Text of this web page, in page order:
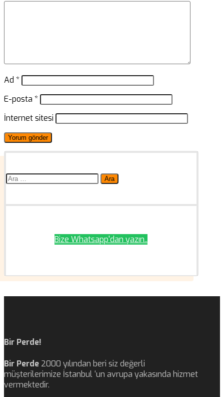
Ad *
E-posta *
İnternet sitesi
Arama:
Bize Whatsapp'dan yazın..
Bir Perde!
Bir Perde 2000 yılından beri siz değerli
müşterilerimize İstanbul ‘un avrupa yakasında hizmet
vermektedir.